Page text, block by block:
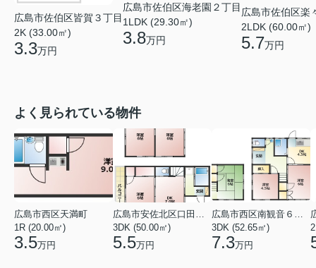
広島市佐伯区皆賀３丁目
2K (33.00㎡)
3.3万円
広島市佐伯区海老園２丁目
1LDK (29.30㎡)
3.8万円
広島市佐伯区楽
2LDK (60.00㎡)
5.7万円
よく見られている物件
広島市西区天満町
1R (20.00㎡)
3.5万円
3DK (50.00㎡)
5.5万円
3DK (52.65㎡)
7.3万円